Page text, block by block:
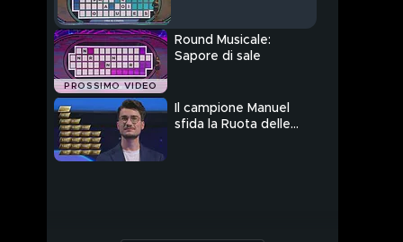
PROSSIMO VIDEO
Round Musicale:
Sapore di sale
Il campione Manuel
sfida la Ruota delle